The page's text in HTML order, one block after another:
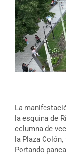
La
la esquina de
columna de
la Plaza
Portando